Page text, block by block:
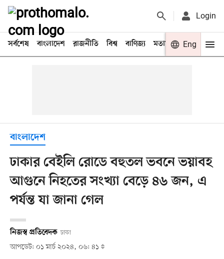
Login
সর্বশেষ বাংলাদেশ রাজনীতি বিশ্ব বাণিজ্য মতামত খেলা
Eng
বাংলাদেশ
ঢাকার বেইলি রোডে বহুতল ভবনে ভয়াবহ
আগুনে নিহতের সংখ্যা বেড়ে ৪৬ জন, এ
পর্যন্ত যা জানা গেল
নিজস্ব প্রতিবেদক ঢাকা
আপডেট: ০১ মার্চ ২০২৪, ০৬: ৪১